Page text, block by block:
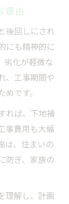
理由
後回しにされ
にも精神的に
劣化が軽微な
、工事期間や
です。
れば、下地補
事費用も大幅
は、住まいの
防ぎ、家族の
理解し、計画